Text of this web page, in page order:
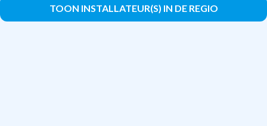
TOON INSTALLATEUR(S) IN DE REGIO